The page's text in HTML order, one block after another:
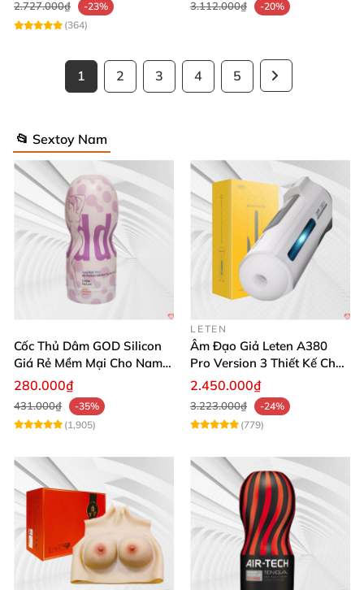
2.727.000₫
-23%
(364)
3.112.000₫ -20%
1 2 3 4 5
📂 Sextoy Nam
Cốc Thủ Dâm GOD Silicon
Giá Rẻ Mềm Mại Cho Nam
Giới
280.000₫
431.000₫
-35%
(1,905)
LETEN
Âm Đạo Giả Leten A380
Pro Version 3 Thiết Kế Chân
Thực
2.450.000₫
3.223.000₫
-24%
(779)